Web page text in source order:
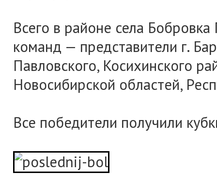
Всего в районе села
команд — представители г.
Павловского, Косихинского
Новосибирской областей,
Все победители получили